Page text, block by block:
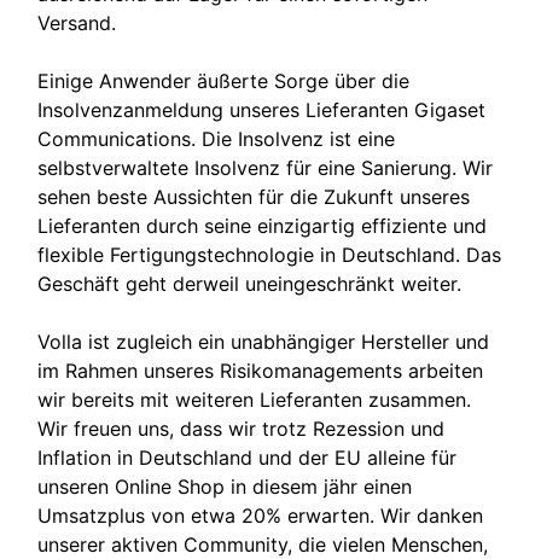
Versand.
Einige Anwender äußerte Sorge über die
Insolvenzanmeldung unseres Lieferanten Gigaset
Communications. Die Insolvenz ist eine
selbstverwaltete Insolvenz für eine Sanierung. Wir
sehen beste Aussichten für die Zukunft unseres
Lieferanten durch seine einzigartig effiziente und
flexible Fertigungstechnologie in Deutschland. Das
Geschäft geht derweil uneingeschränkt weiter.
Volla ist zugleich ein unabhängiger Hersteller und
im Rahmen unseres Risikomanagements arbeiten
wir bereits mit weiteren Lieferanten zusammen.
Wir freuen uns, dass wir trotz Rezession und
Inflation in Deutschland und der EU alleine für
unseren Online Shop in diesem jähr einen
Umsatzplus von etwa 20% erwarten. Wir danken
unserer aktiven Community, die vielen Menschen,